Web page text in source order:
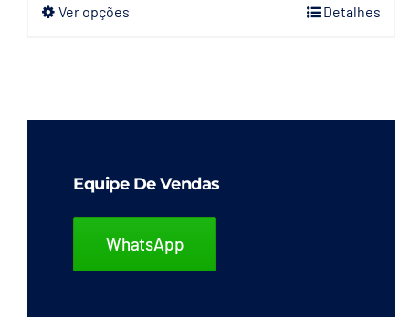
Ver opçõesEste
variantes.
opções
escolhidas
Detalhes
Equipe De Vendas
WhatsApp